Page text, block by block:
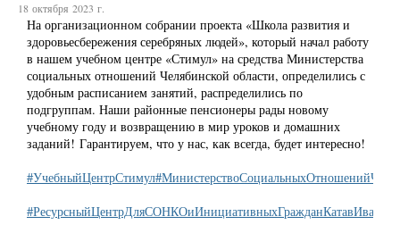
18 октября 2023 г.
На организационном собрании проекта «Школа развития и
здоровьесбережения серебряных людей», который начал работу
в нашем учебном центре «Стимул» на средства Министерства
социальных отношений Челябинской области, определились с
удобным расписанием занятий, распределились по
подгруппам. Наши районные пенсионеры рады новому
учебному году и возвращению в мир уроков и домашних
заданий! Гарантируем, что у нас, как всегда, будет интересно!
#УчебныйЦентрСтимул